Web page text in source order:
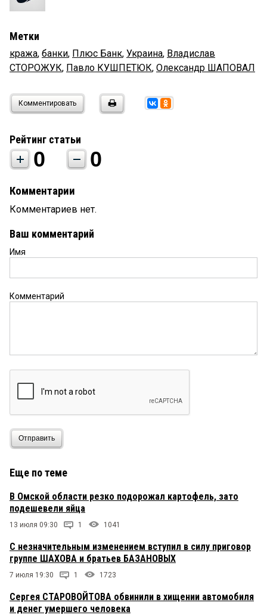
Метки
кража, банки, Плюс Банк, Украина, Владислав
СТОРОЖУК, Павло КУШПЕТЮК, Олександр ШАПОВАЛ
Комментировать
Рейтинг статьи
0 0
Комментарии
Комментариев нет.
Ваш комментарий
Имя
Комментарий
Отправить
Еще по теме
В Омской области резко подорожал картофель, зато
подешевели яйца
13 июля 09:30 1 1041
С незначительным изменением вступил в силу приговор
группе ШАХОВА и братьев БАЗАНОВЫХ
7 июля 19:30 1 1723
Сергея СТАРОВОЙТОВА обвинили в хищении автомобиля
и денег умершего человека